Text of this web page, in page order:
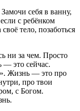
себя в ванну,
с ребёнком
тело, позаботься
ни за чем. Просто
это сейчас.
Жизнь — это про
про твои
с Богом.